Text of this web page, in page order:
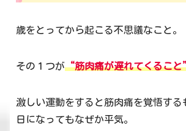
歳をとってから起こる不思議なこと。
その１つが“筋肉痛が遅れてくるこ
激しい運動をすると筋肉痛を覚悟する
日になってもなぜか平気。